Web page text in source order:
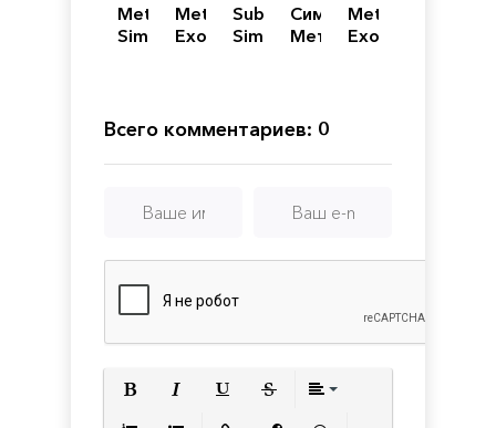
Metro
Sim
Metro
Exodus
Subway
Simulator
Симулятор
Метро
Metro:
Exodus
Всего комментариев: 0